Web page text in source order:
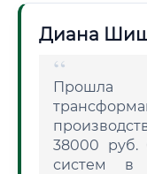
Диана
38000 руб.
систем в